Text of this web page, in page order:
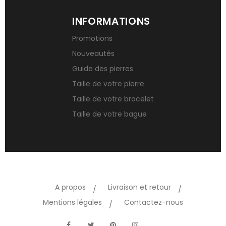
INFORMATIONS
Promotions
Nouveautés
Guide des pierres
Taille de votre pierre
Taille de votre bracelet
Taille de votre bague
A propos
Livraison et retour
Mentions légales
Contactez-nous